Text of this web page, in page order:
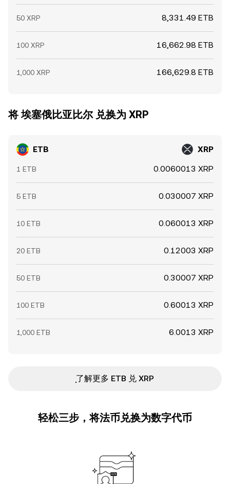
50 XRP 8,331.49 ETB
100 XRP 16,662.98 ETB
1,000 XRP 166,629.8 ETB
将 埃塞俄比亚比尔 兑换为 XRP
ETB XRP
1 ETB 0.0060013 XRP
5 ETB 0.030007 XRP
10 ETB 0.060013 XRP
20 ETB 0.12003 XRP
50 ETB 0.30007 XRP
100 ETB 0.60013 XRP
1,000 ETB 6.0013 XRP
ִִִִִִִִִִִִִִִִִִִִִִִִִִִִִִִִִִִִִִִִִִִִִִִ了解更多 ETB 兑 XRP
轻松三步，将法币兑换为数字代币